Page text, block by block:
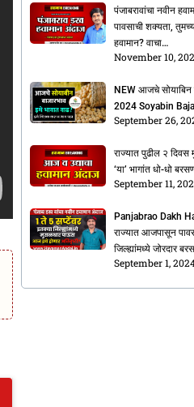
पंजाबरावांचा नवीन
पावसाची शक्यता,
हवामान? वाचा…
November 10,
NEW आजचे सोयाबिन
2024 Soyabin
September 26,
राज्यात पुढील २ दिवस
‘या’ भागांत धो-धो
September 11,
Panjabrao Dakh
राज्यात आजपासून
जिल्ह्यांमध्ये जोरदार
September 1,